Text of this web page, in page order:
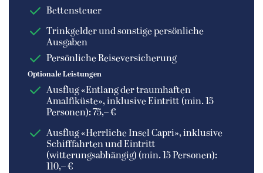
Bettensteuer
Trinkgelder und sonstige persönliche
Ausgaben
Persönliche Reiseversicherung
Optionale Leistungen
Ausflug «Entlang der traumhaften
Amalfiküste», inklusive Eintritt (min. 15
Personen): 75,– €
Ausflug «Herrliche Insel Capri», inklusive
Schifffahrten und Eintritt
(witterungsabhängig) (min. 15 Personen):
110,– €